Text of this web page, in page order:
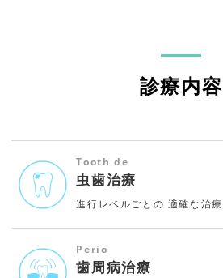
診療内容
Tooth de
虫歯治療
進行レベルごとの 適確な治療
Perio
歯周病治療